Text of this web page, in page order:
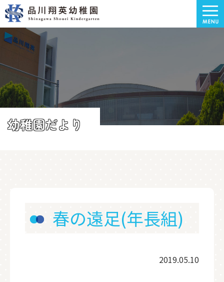
幼稚園だより
春の遠足(年長組)
2019.05.10